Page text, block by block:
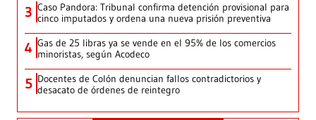
3 Caso Pandora: Tribunal confirma detención provisional para
cinco imputados y ordena una nueva prisión preventiva
4 Gas de 25 libras ya se vende en el 95% de los comercios
minoristas, según Acodeco
5 Docentes de Colón denuncian fallos contradictorios y
desacato de órdenes de reintegro